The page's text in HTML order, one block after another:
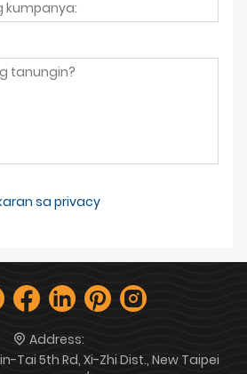
sa privacy
Address:
Tai 5th Rd, Xi-Zhi Dist., New Taipei